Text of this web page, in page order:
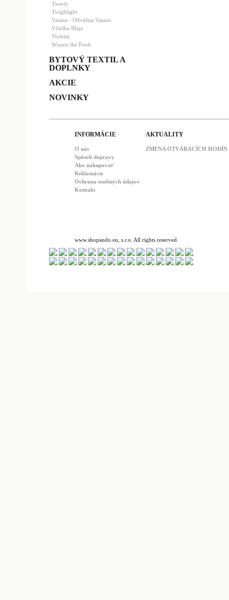
Tweety
Twighlight
Vaiana - Odvážna Vaiana
Včielka Maja
Violetta
Winnie the Pooh
BYTOVÝ TEXTIL A
DOPLNKY
AKCIE
NOVINKY
INFORMÁCIE
O nás
Spôsob dopravy
Ako nakupovať
Reklamácie
Ochrana osobných údajov
Kontakt
AKTUALITY
ZMENA OTVÁRACÍCH HODÍN
www.shopando.eu, s.r.o. All rights reserved.